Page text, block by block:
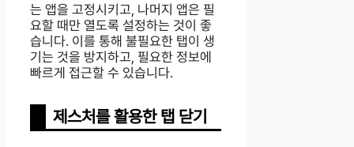
는 앱을 고정시키고, 나머지 앱은 필
요할 때만 열도록 설정하는 것이 좋
습니다. 이를 통해 불필요한 탭이 생
기는 것을 방지하고, 필요한 정보에
빠르게 접근할 수 있습니다.
제스처를 활용한 탭 닫기